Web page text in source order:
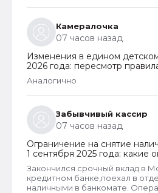
Камералочка
07 часов назад
Изменения в едином
2026 года: пересмотр
новый порядок оформления
пребывания
Аналогично
Забывчивый кассир
07 часов назад
Ограничение на снятие
1 сентября 2025 года: какие
заблокируют и как отменить
Закончился срочный вклад в
кредитном банке,поехал в
наличными в банкомате.